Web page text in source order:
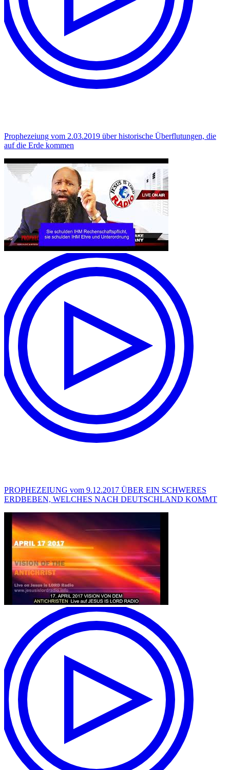
Prophezeiung vom 2.03.2019 über historische Überflutungen, die
auf die Erde kommen
PROPHEZEIUNG vom 9.12.2017 ÜBER EIN SCHWERES
ERDBEBEN, WELCHES NACH DEUTSCHLAND KOMMT